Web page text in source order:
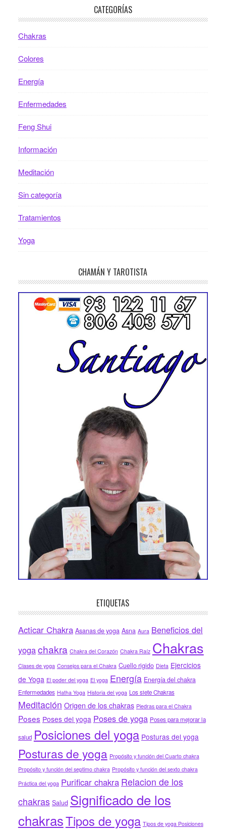
CATEGORÍAS
Chakras
Colores
Energía
Enfermedades
Feng Shui
Información
Meditación
Sin categoría
Tratamientos
Yoga
CHAMÁN Y TAROTISTA
ETIQUETAS
Acticar Chakra Asanas de yoga Asna Aura Beneficios del
yogachakra Chakra del Corazón Chakra Raíz Chakras
Clases de yoga Consejos para el Chakra Cuello rigido Dieta Ejercicios
de Yoga El poder del yoga El yoga Energía Energía del chakra
Enfermedades Hatha Yoga Historia del yoga Los siete Chakras
Meditación Origen de los chakras Piedras para el Chakra
Poses Poses del yoga Poses de yoga Poses para mejorar la
salud Posiciones del yoga Posturas del yoga
Posturas de yoga Propósito y función del Cuarto chakra
Propósito y función del septimo chakra Propósito y función del sexto chakra
Práctica del yoga Purificar chakra Relacion de los
chakras Salud Significado de los
chakrasTipos de yoga Tipos de yoga Posiciones